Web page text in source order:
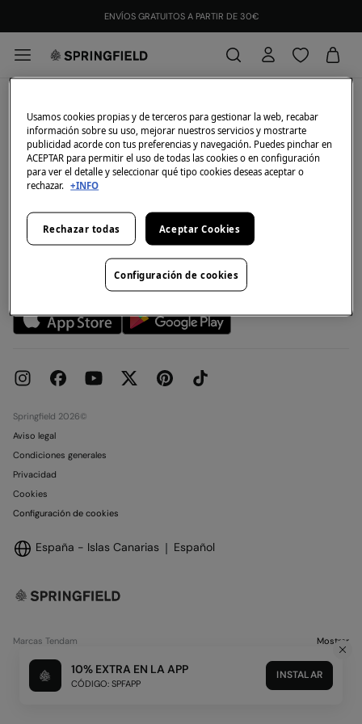
ENVÍOS GRATUITOS A PARTIR DE 30€
Mi cuenta
Iniciar sesión
Registrarme
Direcciones de envío
Historial de pedidos
Ayuda
Atención al cliente
Preguntas frecuentes
Cambios y devoluciones
Promociones vigentes
Condiciones legales de la tarjeta regalo online
Concursos y Sorteos
Club Springfield
Descúbrelo
¡Únete!
¿Quiénes somos?
Franquicias
Tiendas
Métodos de pago
Springfield 2026©
Aviso legal
Condiciones generales
Privacidad
Cookies
Configuración de cookies
España - Islas Canarias Español
Marcas Tendam Mostrar
10% EXTRA EN LA APP
CÓDIGO: SPFAPP
INSTALAR
Usamos cookies propias y de terceros para gestionar la web, recabar
información sobre su uso, mejorar nuestros servicios y mostrarte
publicidad acorde con tus preferencias y navegación. Puedes pinchar en
ACEPTAR para permitir el uso de todas las cookies o en configuración
para ver el detalle y seleccionar qué tipo cookies deseas aceptar o
rechazar. +INFO
Rechazar todas Aceptar Cookies
Configuración de cookies